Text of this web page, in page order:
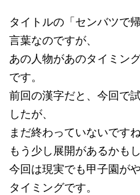
タイトルの「センバツで
言葉なのですが、
あの人物があのタイミン
です。
前回の漢字だと、今回で
したが、
まだ終わっていないですね
もう少し展開があるかも
今回は現実でも甲子園が
タイミングです。